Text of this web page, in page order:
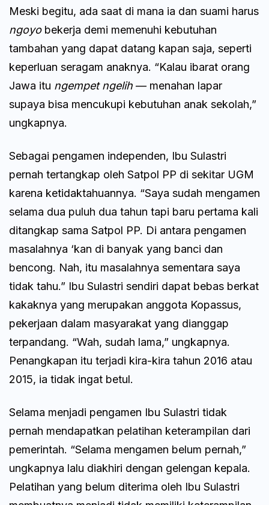
Meski begitu, ada saat di mana ia dan suami harus
ngoyo bekerja demi memenuhi kebutuhan
tambahan yang dapat datang kapan saja, seperti
keperluan seragam anaknya. “Kalau ibarat orang
Jawa itu ngempet ngelih — menahan lapar
supaya bisa mencukupi kebutuhan anak sekolah,”
ungkapnya.
Sebagai pengamen independen, Ibu Sulastri
pernah tertangkap oleh Satpol PP di sekitar UGM
karena ketidaktahuannya. “Saya sudah mengamen
selama dua puluh dua tahun tapi baru pertama kali
ditangkap sama Satpol PP. Di antara pengamen
masalahnya ‘kan di banyak yang banci dan
bencong. Nah, itu masalahnya sementara saya
tidak tahu.” Ibu Sulastri sendiri dapat bebas berkat
kakaknya yang merupakan anggota Kopassus,
pekerjaan dalam masyarakat yang dianggap
terpandang. “Wah, sudah lama,” ungkapnya.
Penangkapan itu terjadi kira-kira tahun 2016 atau
2015, ia tidak ingat betul.
Selama menjadi pengamen Ibu Sulastri tidak
pernah mendapatkan pelatihan keterampilan dari
pemerintah. “Selama mengamen belum pernah,”
ungkapnya lalu diakhiri dengan gelengan kepala.
Pelatihan yang belum diterima oleh Ibu Sulastri